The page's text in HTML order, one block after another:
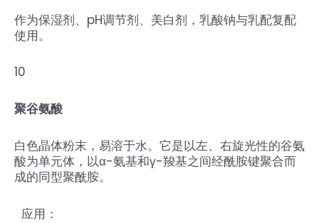
作为保湿剂、pH调节剂、美白剂，乳酸钠与乳配复配
使用。
10
聚谷氨酸
白色晶体粉末，易溶于水。它是以左、右旋光性的谷氨
酸为单元体，以α-氨基和γ-羧基之间经酰胺键聚合而
成的同型聚酰胺。
应用：